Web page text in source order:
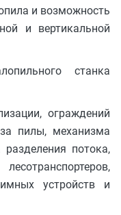
и возможность
и вертикальной
станка
ограждений
пилы, механизма
потока,
устройств и